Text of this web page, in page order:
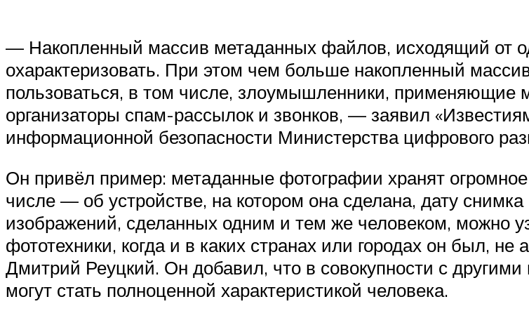
— Накопленный массив метаданных файлов, исходящий от
охарактеризовать. При этом чем больше накопленный
пользоваться, в том числе, злоумышленники, применяющие
организаторы спам-рассылок и звонков, — заявил
информационной безопасности Министерства цифрового
Он привёл пример: метаданные фотографии хранят
числе — об устройстве, на котором она сделана, дату
изображений, сделанных одним и тем же человеком, можно
фототехники, когда и в каких странах или городах он был,
Дмитрий Реуцкий. Он добавил, что в совокупности с
могут стать полноценной характеристикой человека.